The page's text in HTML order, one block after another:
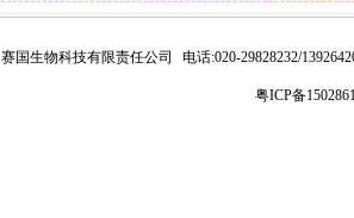
赛国生物科技有限责任公司 电话:020-29828232/
粤ICP备